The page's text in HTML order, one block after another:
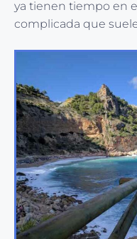
ya tienen tiempo en
complicada que